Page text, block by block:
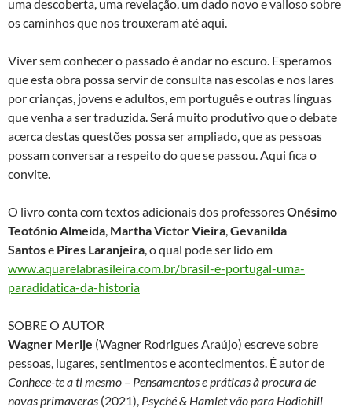
uma descoberta, uma revelação, um dado novo e valioso sobre
os caminhos que nos trouxeram até aqui.
Viver sem conhecer o passado é andar no escuro. Esperamos
que esta obra possa servir de consulta nas escolas e nos lares
por crianças, jovens e adultos, em português e outras línguas
que venha a ser traduzida. Será muito produtivo que o debate
acerca destas questões possa ser ampliado, que as pessoas
possam conversar a respeito do que se passou. Aqui fica o
convite.
O livro conta com textos adicionais dos professoresOnésimo
Teotónio Almeida, Martha Victor Vieira,Gevanilda
Santose Pires Laranjeira, o qual pode ser lido em
www.aquarelabrasileira.com.br/brasil-e-portugal-uma-
paradidatica-da-historia
SOBRE O AUTOR
Wagner Merije (Wagner Rodrigues Araújo) escreve sobre
pessoas, lugares, sentimentos e acontecimentos. É autor de
Conhece-te a ti mesmo – Pensamentos e práticas à procura de
novas primaveras (2021), Psyché & Hamlet vão para Hodiohill